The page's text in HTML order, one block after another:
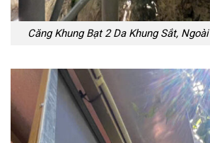
Căng Khung Bạt 2 Da Khung Sắt,